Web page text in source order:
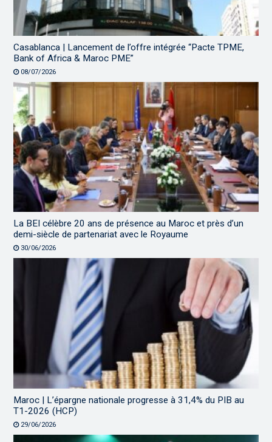
Casablanca | Lancement de l’offre intégrée “Pacte TPME,
Bank of Africa & Maroc PME”
08/07/2026
La BEI célèbre 20 ans de présence au Maroc et près d’un
demi-siècle de partenariat avec le Royaume
30/06/2026
Maroc | L’épargne nationale progresse à 31,4% du PIB au
T1-2026 (HCP)
29/06/2026